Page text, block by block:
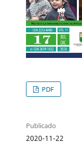
PDF
Publicado
2020-11-22